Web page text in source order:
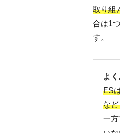
取り組
合は1
す。
よ
ES
な
一